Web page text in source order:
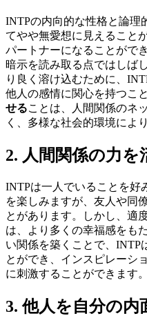
INTPの内向的な性格と論理
てやや無愛想に見えること
パートナーになることがで
暗示を読み取る点ではしば
り良く溶け込むために、
他人の感情に関心を持つこ
せることは、人間関係のネ
く、多様な社会的環境によ
2. 人間関係の力を
INTPは一人でいることを好
を楽しみますが、友人や同
とがあります。しかし、適
は、より多くの幸福感をも
い関係を築くことで、INTP
とができ、インスピレーシ
に刺激することができます。
3. 他人を自分の内